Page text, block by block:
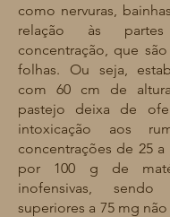
como nervuras,
relação às
concentração, que
folhas. Ou seja,
com 60 cm de
pastejo deixa de
intoxicação aos
concentrações de 25
por 100 g de
inofensivas, sendo
superiores a 75 mg